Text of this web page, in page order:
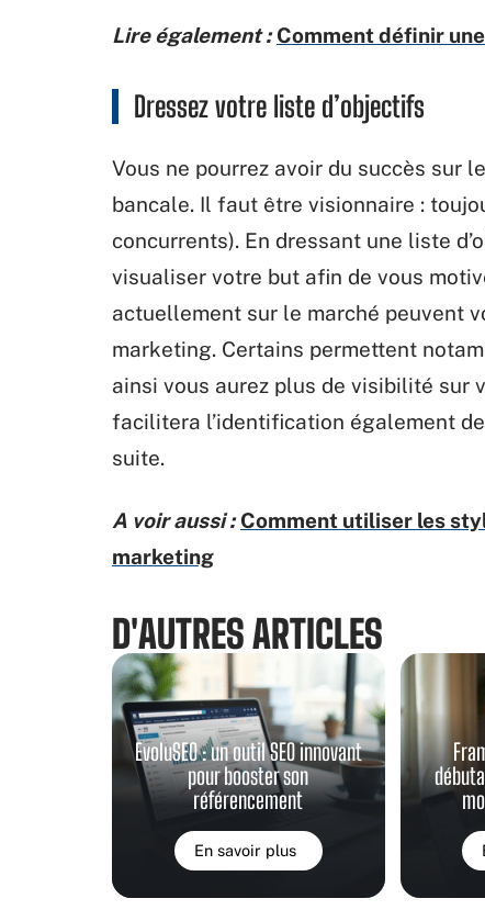
Lire également : Comment définir
Dressez votre liste d’objectifs
Vous ne pourrez avoir du succès sur
bancale. Il faut être visionnaire :
concurrents). En dressant une liste
visualiser votre but afin de vous
actuellement sur le marché peuvent
marketing. Certains permettent
ainsi vous aurez plus de visibilité sur
facilitera l’identification également
suite.
A voir aussi : Comment utiliser les
marketing
D'AUTRES ARTICLES
EvoluSEO : un outil SEO innovant
pour booster son
référencement
En savoir plus